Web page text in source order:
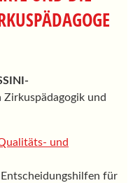
Zirkuspädagogik und
und
für